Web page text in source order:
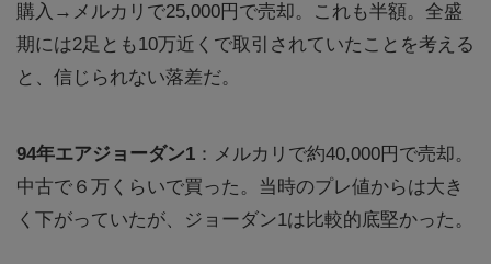
購入→メルカリで25,000円で売却。これも半額。全盛
期には2足とも10万近くで取引されていたことを考える
と、信じられない落差だ。
94年エアジョーダン1 ：メルカリで約40,000円で売却。
中古で６万くらいで買った。当時のプレ値からは大き
く下がっていたが、ジョーダン1は比較的底堅かった。